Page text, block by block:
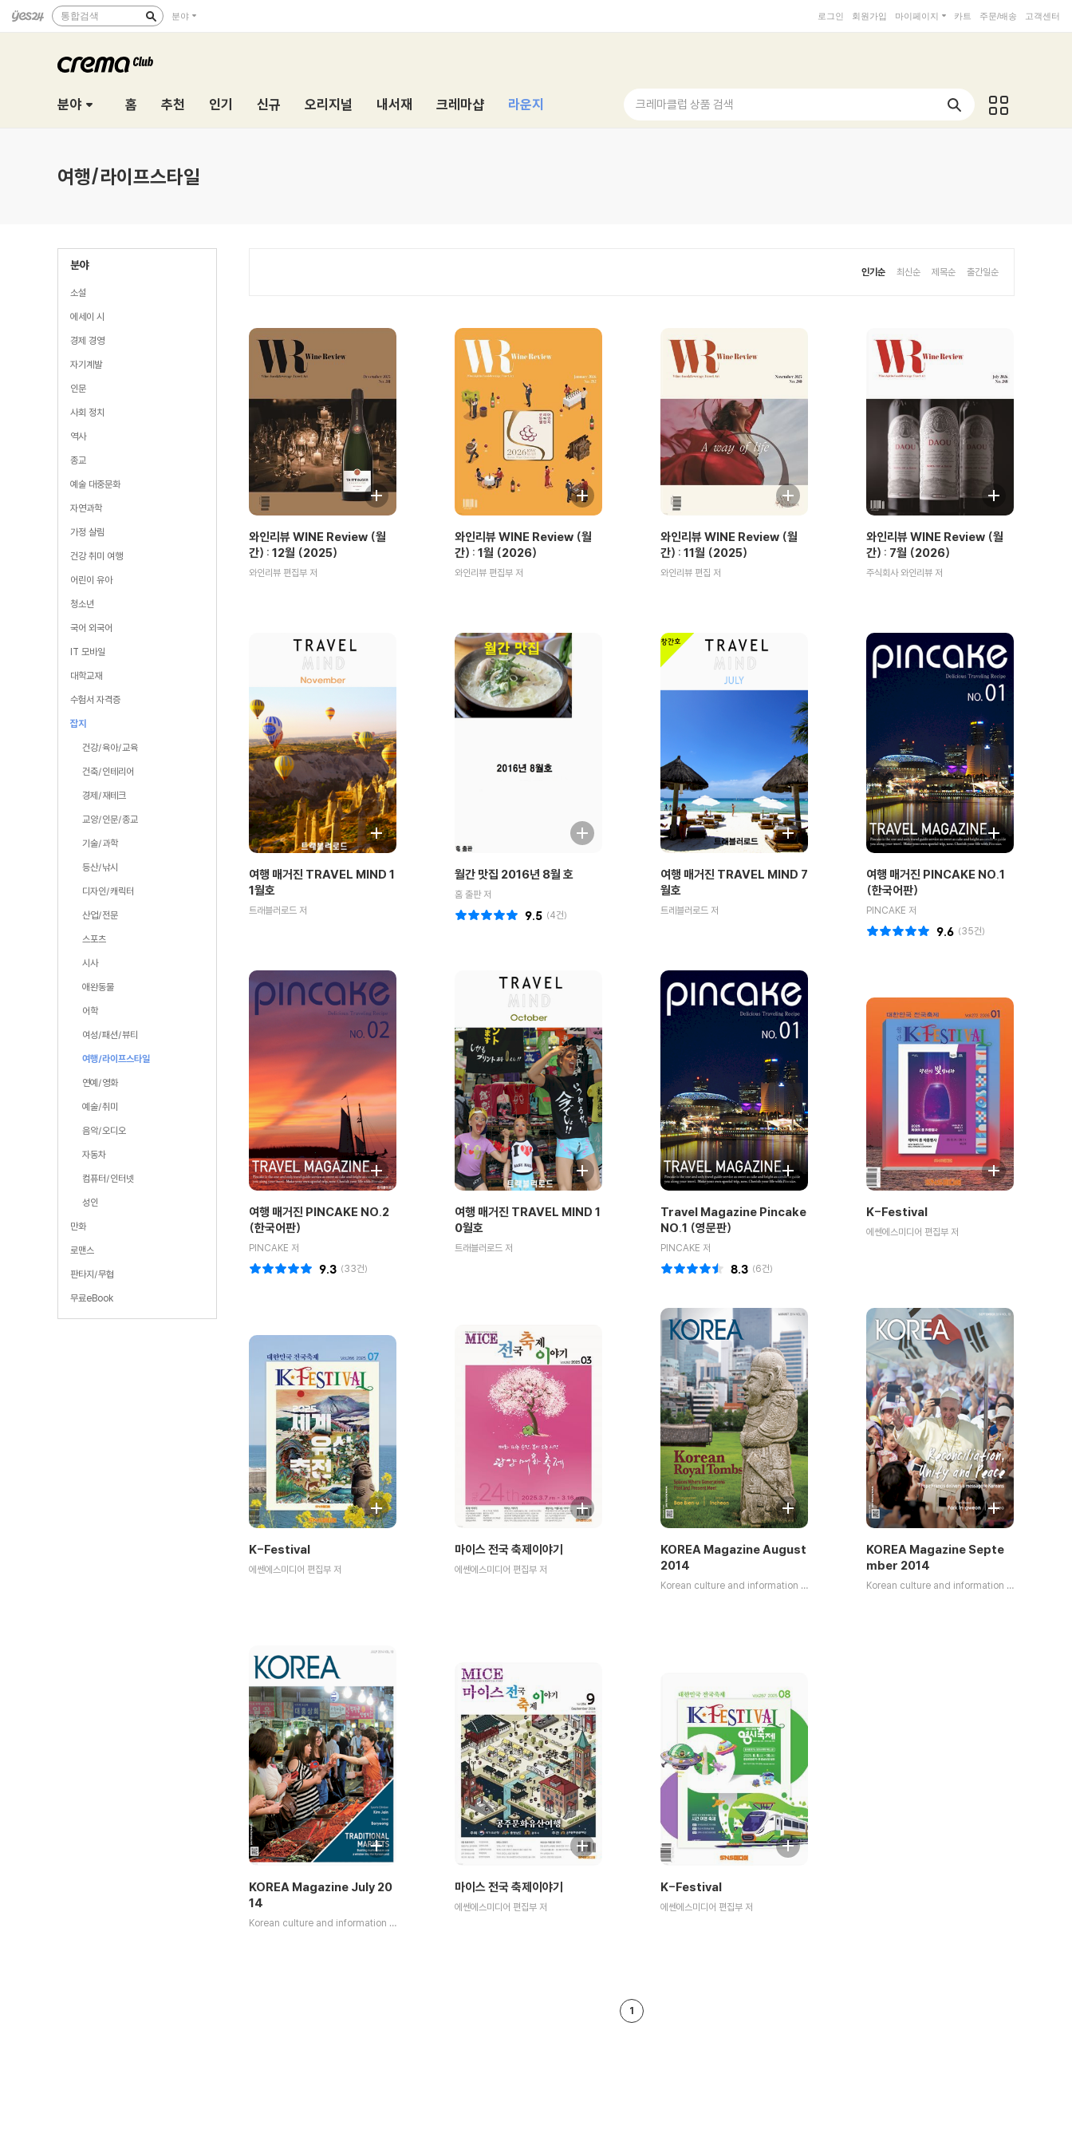
통합검색 분야 로그인 회원가입 마이페이지 카트 주문/배송 고객센터
분야 홈 추천 인기 신규 오리지널 내서재 크레마샵 라운지 크레마클럽 상품 검색
여행/라이프스타일
분야
소설
에세이 시
경제 경영
자기계발
인문
사회 정치
역사
종교
예술 대중문화
자연과학
가정 살림
건강 취미 여행
어린이 유아
청소년
국어 외국어
IT 모바일
대학교재
수험서 자격증
잡지
건강/육아/교육
건축/인테리어
경제/재테크
교양/인문/종교
기술/과학
등산/낚시
디자인/캐릭터
산업/전문
스포츠
시사
애완동물
어학
여성/패션/뷰티
여행/라이프스타일
연예/영화
예술/취미
음악/오디오
자동차
컴퓨터/인터넷
성인
만화
로맨스
판타지/무협
무료eBook
인기순 최신순 제목순 출간일순
와인리뷰 WINE Review (월
간) : 12월 (2025)
와인리뷰 편집부 저
와인리뷰 WINE Review (월
간) : 1월 (2026)
와인리뷰 편집부 저
와인리뷰 WINE Review (월
간) : 11월 (2025)
와인리뷰 편집 저
와인리뷰 WINE Review (월
간) : 7월 (2026)
주식회사 와인리뷰 저
여행 매거진 TRAVEL MIND 1
1월호
트래블러로드 저
월간 맛집 2016년 8월 호
홈 출판 저
(4건)
9.5
여행 매거진 TRAVEL MIND 7
월호
트레블러로드 저
여행 매거진 PINCAKE NO.1
(한국어판)
PINCAKE 저
(35건)
9.6
여행 매거진 PINCAKE NO.2
(한국어판)
PINCAKE 저
(33건)
9.3
여행 매거진 TRAVEL MIND 1
0월호
트래블러로드 저
Travel Magazine Pincake
NO.1 (영문판)
PINCAKE 저
(6건)
8.3
K-Festival
에쎈에스미디어 편집부 저
K-Festival
에쎈에스미디어 편집부 저
마이스 전국 축제이야기
에쎈에스미디어 편집부 저
KOREA Magazine August
2014
Korean culture and information service 저
KOREA Magazine Septe
mber 2014
Korean culture and information service 저
KOREA Magazine July 20
14
Korean culture and information service 저
마이스 전국 축제이야기
에쎈에스미디어 편집부 저
K-Festival
에쎈에스미디어 편집부 저
1